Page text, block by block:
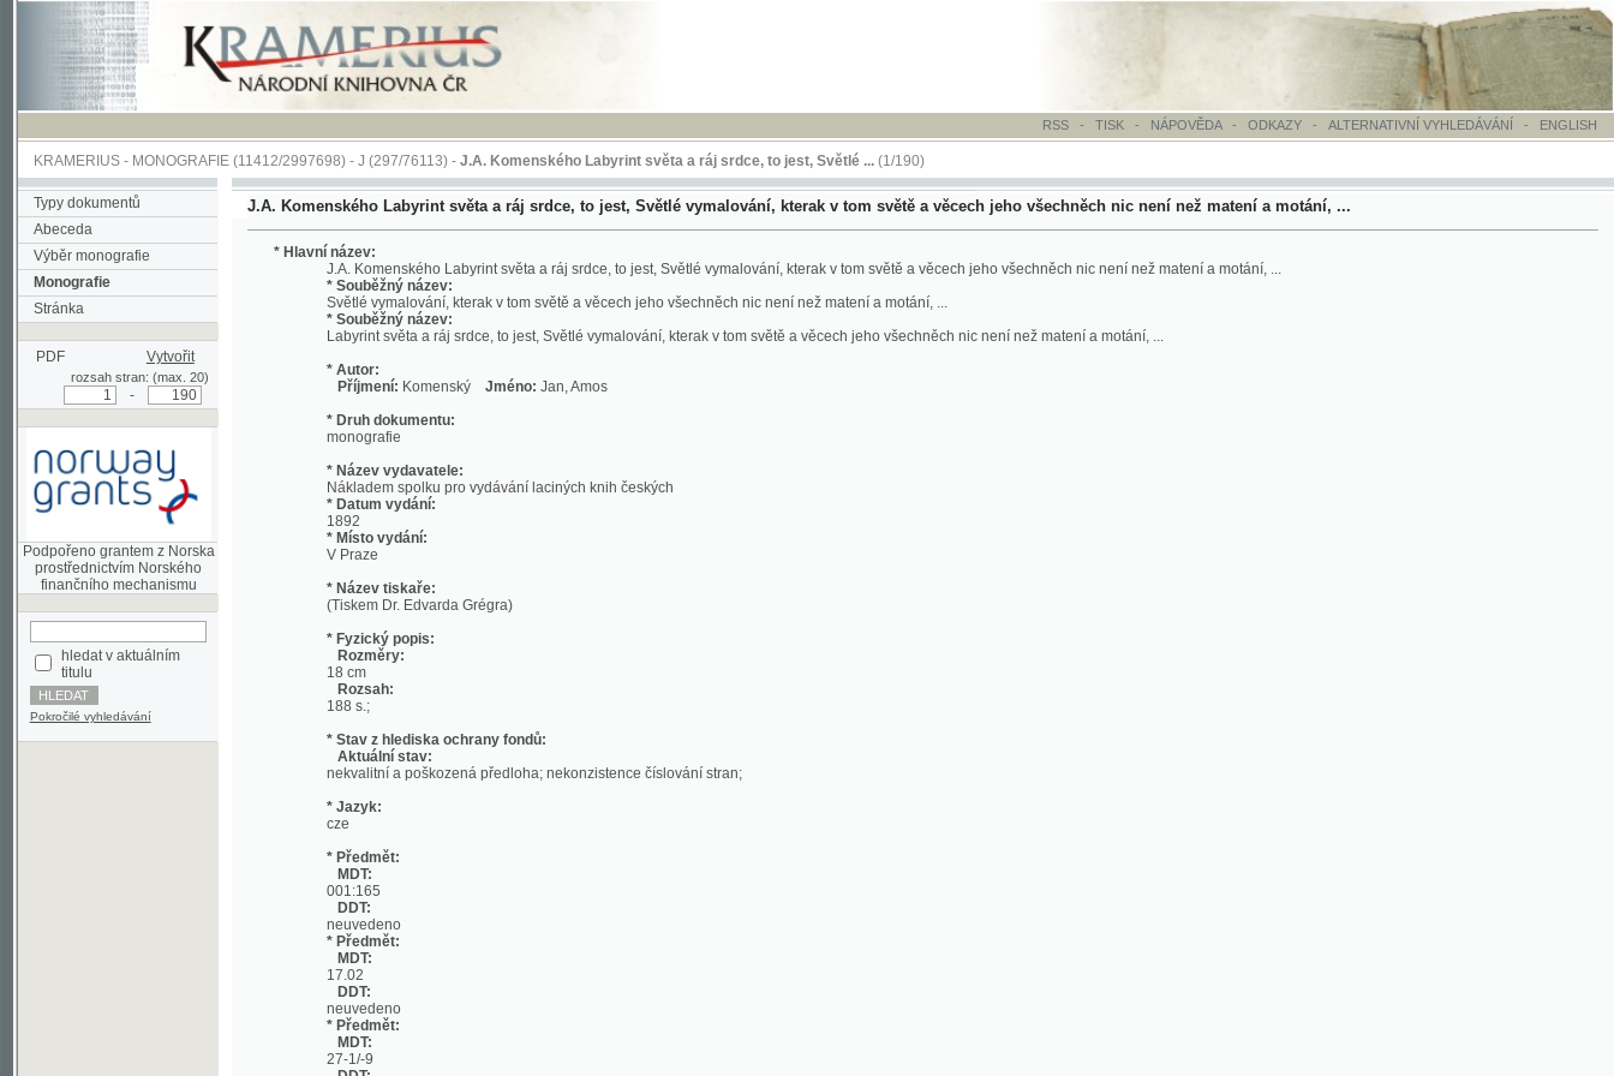
RSS - TISK-NÁPOVĚDA - ODKAZY - ALTERNATIVNÍ VYHLEDÁVÁNÍ- ENGLISH
KRAMERIUS-MONOGRAFIE(11412/2997698) -J (297/76113)-J.A. Komenského Labyrint světa a ráj srdce, to jest, Světlé ...(1/190)
Typy dokumentů
Abeceda
Výběr monografie
Monografie
Stránka
PDF Vytvořit
rozsah stran: (max. 20)
Podpořeno grantem z Norska
prostřednictvím Norského
hledat v aktuálním
titulu
Pokročilé vyhledávání
J.A. Komenského Labyrint světa a ráj srdce, to jest, Světlé vymalování, kterak v tom světě a věcech jeho všechněch nic není než matení a motání, ...
* Hlavní název:
J.A. Komenského Labyrint světa a ráj srdce, to jest, Světlé vymalování, kterak v tom světě a věcech jeho všechněch nic není než matení a motání, ...
* Souběžný název:
Světlé vymalování, kterak v tom světě a věcech jeho všechněch nic není než matení a motání, ...
* Souběžný název:
Labyrint světa a ráj srdce, to jest, Světlé vymalování, kterak v tom světě a věcech jeho všechněch nic není než matení a motání, ...
* Autor:
* Druh dokumentu:
monografie
* Název vydavatele:
Nákladem spolku pro vydávání laciných knih českých
1892
* Místo vydání:
V Praze
* Název tiskaře:
(Tiskem Dr. Edvarda Grégra)
* Fyzický popis:
Rozměry:
18 cm
188 s.;
* Stav z hlediska ochrany fondů:
Aktuální stav:
nekvalitní a poškozená předloha; nekonzistence číslování stran;
* Jazyk:
* Předmět:
001:165
DDT:
* Předmět:
MDT:
17.02
neuvedeno
* Předmět:
MDT:
27-1/-9
DDT:
neuvedeno
* Předmět:
MDT:
DDT:
neuvedeno